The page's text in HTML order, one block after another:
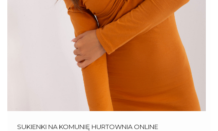
SUKIENKI NA KOMUNIĘ HURTOWNIA ONLINE